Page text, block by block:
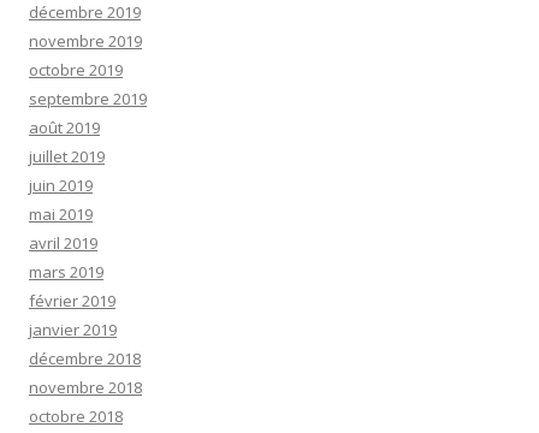
décembre 2019
novembre 2019
octobre 2019
septembre 2019
août 2019
juillet 2019
juin 2019
mai 2019
avril 2019
mars 2019
février 2019
janvier 2019
décembre 2018
novembre 2018
octobre 2018